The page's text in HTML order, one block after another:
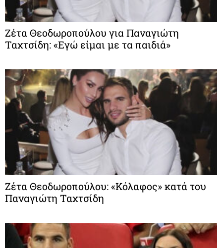
Ζέτα Θεοδωροπούλου για Παναγιώτη
Ταχτσίδη: «Εγώ είμαι με τα παιδιά»
Ζέτα Θεοδωροπούλου: «Κόλαφος» κατά του
Παναγιώτη Ταχτσίδη